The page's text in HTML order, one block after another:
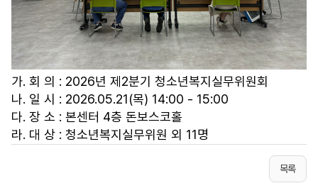
가. 회 의 : 2026년 제2분기 청소년복지실무위원회
나. 일 시 : 2026.05.21(목) 14:00 - 15:00
다. 장 소 : 본센터 4층 돈보스코홀
라. 대 상 : 청소년복지실무위원 외 11명
목록